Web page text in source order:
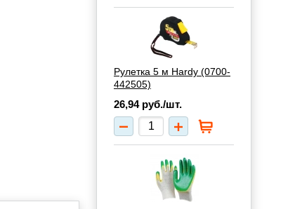
Рулетка 5 м Hardy (0700-
442505)
26,94 руб./шт.